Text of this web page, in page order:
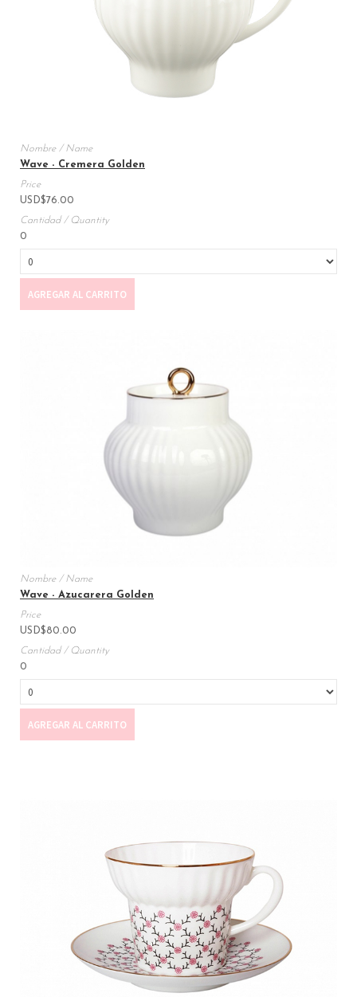
Wave - Cremera Golden
USD$76.00
0
AGREGAR AL CARRITO
Wave - Azucarera Golden
USD$80.00
0
AGREGAR AL CARRITO